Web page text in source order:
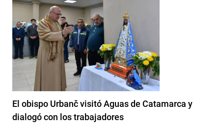
El obispo Urbanč visitó Aguas de Catamarca y
dialogó con los trabajadores